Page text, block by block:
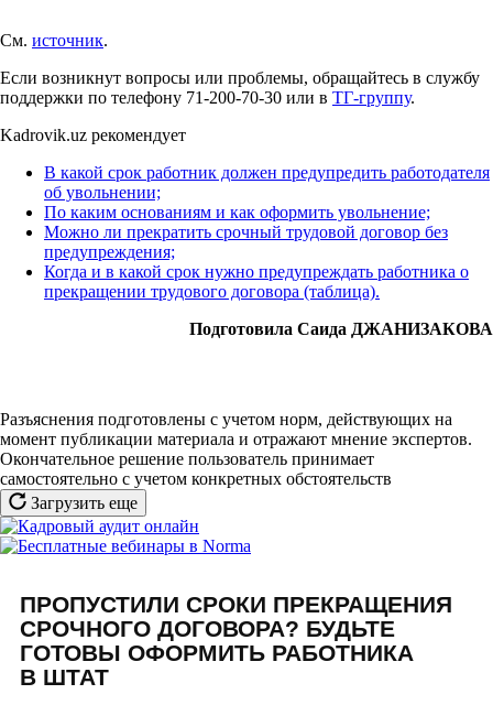
См. источник.
Если возникнут вопросы или проблемы, обращайтесь в службу
поддержки по телефону 71-200-70-30 или в ТГ-группу.
Kadrovik.uz рекомендует
В какой срок работник должен предупредить работодателя
об увольнении;
По каким основаниям и как оформить увольнение;
Можно ли прекратить срочный трудовой договор без
предупреждения;
Когда и в какой срок нужно предупреждать работника о
прекращении трудового договора (таблица).
Подготовила Саида ДЖАНИЗАКОВА
Разъяснения подготовлены с учетом норм, действующих на
момент публикации материала и отражают мнение экспертов.
Окончательное решение пользователь принимает
самостоятельно с учетом конкретных обстоятельств
Загрузить еще
ПРОПУСТИЛИ СРОКИ ПРЕКРАЩЕНИЯ
СРОЧНОГО ДОГОВОРА? БУДЬТЕ
ГОТОВЫ ОФОРМИТЬ РАБОТНИКА
В ШТАТ